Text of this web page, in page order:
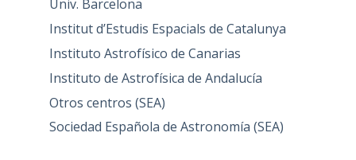
Univ. Barcelona
Institut d’Estudis Espacials de Catalunya
Instituto Astrofísico de Canarias
Instituto de Astrofísica de Andalucía
Otros centros (SEA)
Sociedad Española de Astronomía (SEA)